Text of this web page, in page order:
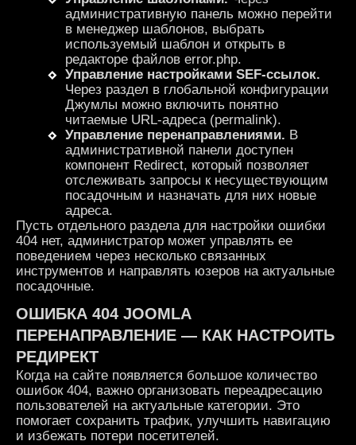
административную панель можно перейти
в менеджер шаблонов, выбрать
используемый шаблон и открыть в
редакторе файлов error.php.
Управление настройками SEF-ссылок.
Через раздел в глобальной конфигурации
Джумлы можно включить понятно
читаемые URL-адреса (permalink).
Управление перенаправлениями. В
административной панели доступен
компонент Redirect, который позволяет
отслеживать запросы к несуществующим
посадочным и назначать для них новые
адреса.
Пусть отдельного раздела для настройки ошибки
404 нет, администратор может управлять ее
поведением через несколько связанных
инструментов и направлять юзеров на актуальные
посадочные.
ОШИБКА 404 JOOMLA
ПЕРЕНАПРАВЛЕНИЕ — КАК НАСТРОИТЬ
РЕДИРЕКТ
Когда на сайте появляется большое количество
ошибок 404, важно организовать переадресацию
пользователей на актуальные категории. Это
помогает сохранить трафик, улучшить навигацию
и избежать потери посетителей.